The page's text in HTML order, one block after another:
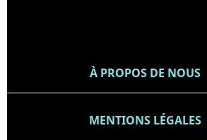
À PROPOS DE NOUS
MENTIONS LÉGALES